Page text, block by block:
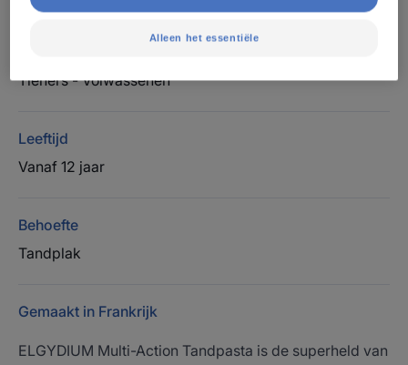
Tieners - Volwassenen
Leeftijd
Vanaf 12 jaar
Behoefte
Tandplak
Gemaakt in Frankrijk
ELGYDIUM Multi-Action Tandpasta is de superheld van
Alleen het essentiële